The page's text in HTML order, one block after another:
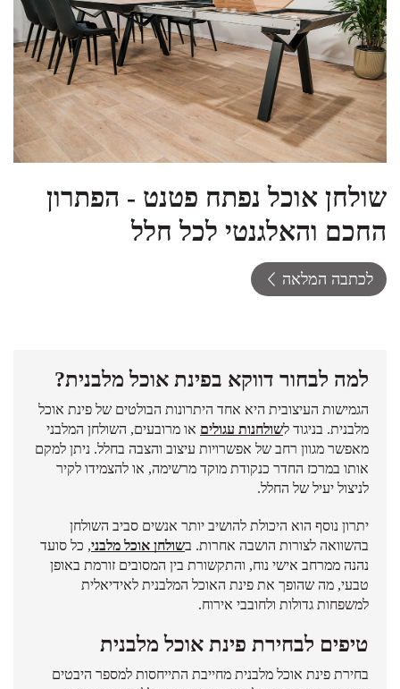
שולחן אוכל נפתח פטנט - הפתרון
החכם והאלגנטי לכל חלל
לכתבה המלאה
למה לבחור דווקא בפינת אוכל מלבנית?
הגמישות העיצובית היא אחד היתרונות הבולטים של פינת אוכל
מלבנית. בניגוד לשולחנות עגולים או מרובעים, השולחן המלבני
מאפשר מגוון רחב של אפשרויות עיצוב והצבה בחלל. ניתן למקם
אותו במרכז החדר כנקודת מוקד מרשימה, או להצמידו לקיר
לניצול יעיל של החלל.
יתרון נוסף הוא היכולת להושיב יותר אנשים סביב השולחן
בהשוואה לצורות הושבה אחרות. בשולחן אוכל מלבני, כל סועד
נהנה ממרחב אישי נוח, והתקשורת בין המסובים זורמת באופן
טבעי, מה שהופך את פינת האוכל המלבנית לאידיאלית
למשפחות גדולות ולחובבי אירוח.
טיפים לבחירת פינת אוכל מלבנית
בחירת פינת אוכל מלבנית מחייבת התייחסות למספר היבטים